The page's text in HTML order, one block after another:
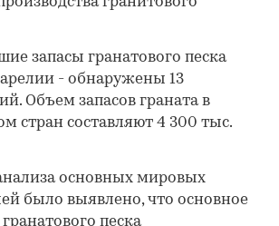
запасы гранатового песка
- обнаружены 13
Объем запасов граната в
стран составляют 4 300 тыс.
основных мировых
было выявлено, что основное
песка